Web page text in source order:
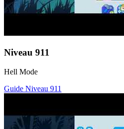
Niveau 911
Hell Mode
Guide Niveau 911